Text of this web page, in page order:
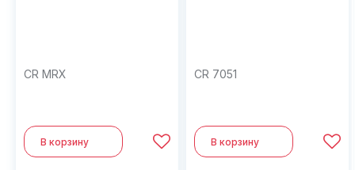
CR MRX
В корзину
CR 7051
В корзину